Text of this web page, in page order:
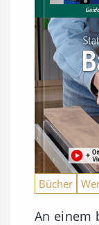
Bücher
An einem